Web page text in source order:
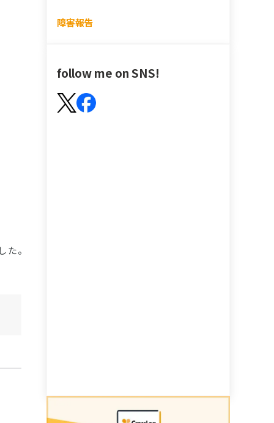
。
障害報告
follow me on SNS!